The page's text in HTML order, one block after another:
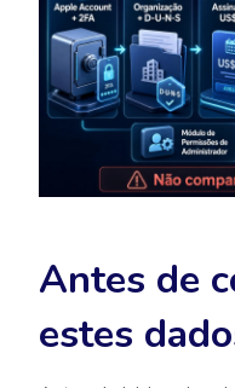
Antes de
estes